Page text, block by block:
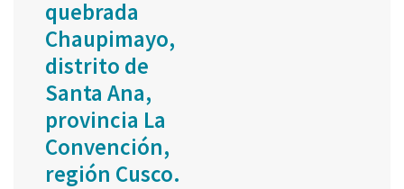
quebrada
Chaupimayo,
distrito de
Santa Ana,
provincia La
Convención,
región Cusco.